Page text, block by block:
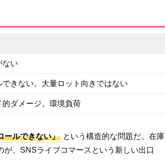
ない
きない。大量ロット向きではない
ダメージ。環境負荷
ールできない」 という構造的な問題だ。在庫
、SNSライブコマースという新しい出口